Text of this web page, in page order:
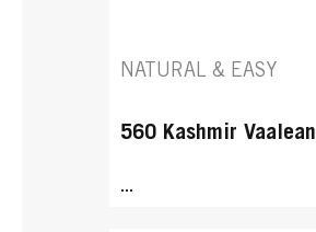
NATURAL & EASY
560 Kashmir
...